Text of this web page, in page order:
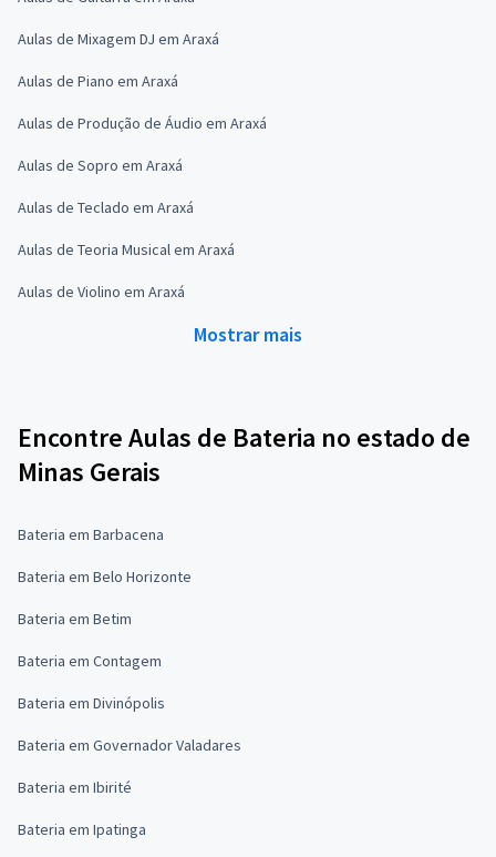
Aulas de Mixagem DJ em Araxá
Aulas de Piano em Araxá
Aulas de Produção de Áudio em Araxá
Aulas de Sopro em Araxá
Aulas de Teclado em Araxá
Aulas de Teoria Musical em Araxá
Aulas de Violino em Araxá
Mostrar mais
Encontre Aulas de Bateria no estado de
Minas Gerais
Bateria em Barbacena
Bateria em Belo Horizonte
Bateria em Betim
Bateria em Contagem
Bateria em Divinópolis
Bateria em Governador Valadares
Bateria em Ibirité
Bateria em Ipatinga